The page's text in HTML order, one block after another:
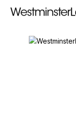
Bildergalerie